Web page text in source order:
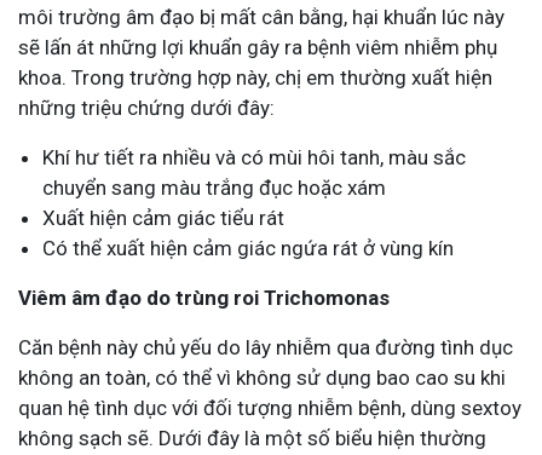
môi trường âm đạo bị mất cân bằng, hại khuẩn lúc này
sẽ lấn át những lợi khuẩn gây ra bệnh viêm nhiễm phụ
khoa. Trong trường hợp này, chị em thường xuất hiện
những triệu chứng dưới đây:
Khí hư tiết ra nhiều và có mùi hôi tanh, màu sắc
chuyển sang màu trắng đục hoặc xám
Xuất hiện cảm giác tiểu rát
Có thể xuất hiện cảm giác ngứa rát ở vùng kín
Viêm âm đạo do trùng roi Trichomonas
Căn bệnh này chủ yếu do lây nhiễm qua đường tình dục
không an toàn, có thể vì không sử dụng bao cao su khi
quan hệ tình dục với đối tượng nhiễm bệnh, dùng sextoy
không sạch sẽ. Dưới đây là một số biểu hiện thường